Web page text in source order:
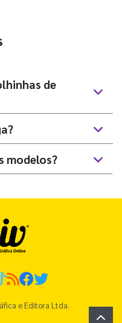
de
modelos?
e Editora Ltda.